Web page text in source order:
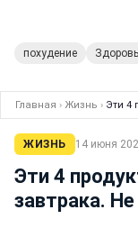
похудение
Главная › Жизнь › Эти 4
ЖИЗНЬ 14 июня
Эти 4
завтрака.